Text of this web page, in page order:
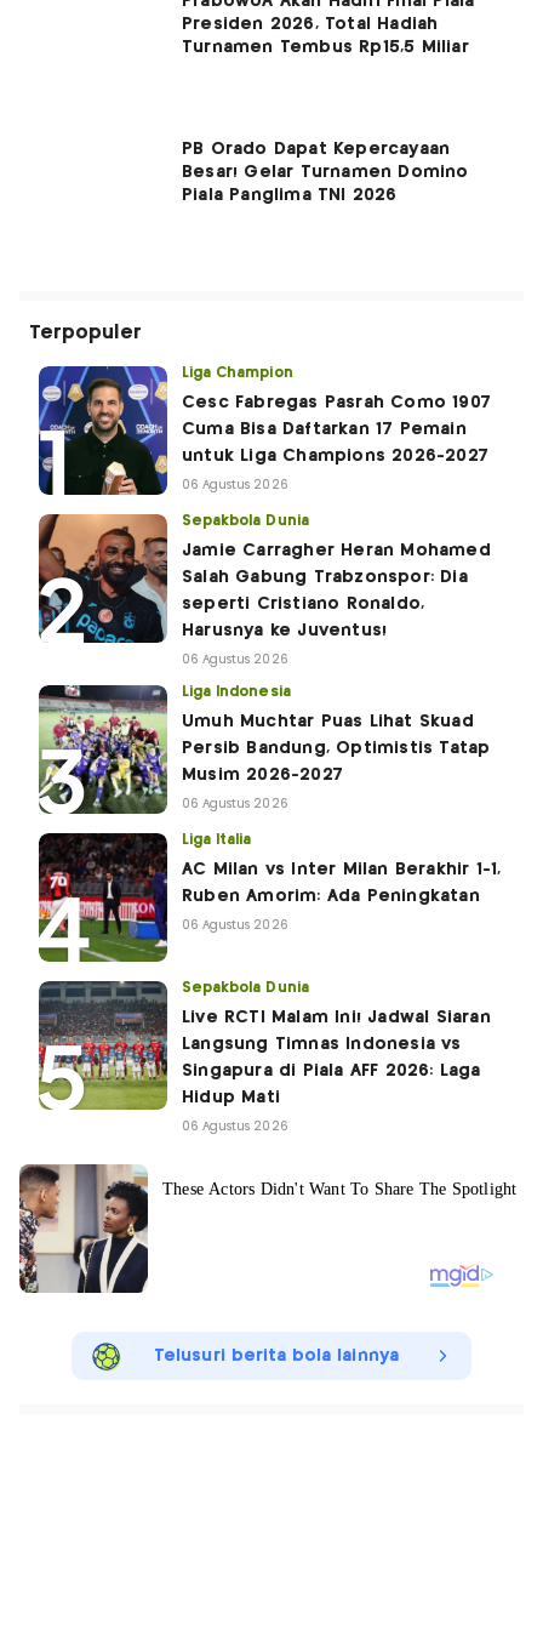
Presiden 2026, Total Hadiah
Turnamen Tembus Rp15,5 Miliar
PB Orado Dapat Kepercayaan
Besar! Gelar Turnamen Domino
Piala Panglima TNI 2026
Terpopuler
Liga Champion
Cesc Fabregas Pasrah Como 1907
Cuma Bisa Daftarkan 17 Pemain
untuk Liga Champions 2026-2027
06 Agustus 2026
Sepakbola Dunia
Jamie Carragher Heran Mohamed
Salah Gabung Trabzonspor: Dia
seperti Cristiano Ronaldo,
Harusnya ke Juventus!
06 Agustus 2026
Liga Indonesia
Umuh Muchtar Puas Lihat Skuad
Persib Bandung, Optimistis Tatap
Musim 2026-2027
06 Agustus 2026
Liga Italia
AC Milan vs Inter Milan Berakhir 1-1,
Ruben Amorim: Ada Peningkatan
06 Agustus 2026
Sepakbola Dunia
Live RCTI Malam Ini! Jadwal Siaran
Langsung Timnas Indonesia vs
Singapura di Piala AFF 2026: Laga
Hidup Mati
06 Agustus 2026
Telusuri berita bola lainnya